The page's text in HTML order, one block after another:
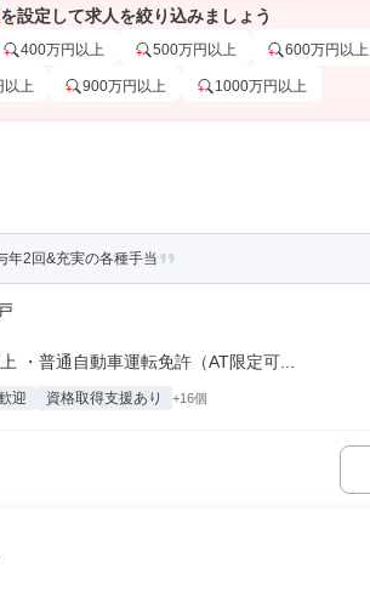
を設定して求人を絞り込みましょう
400万円以上 500万円以上 600万円以上
以上 900万円以上 1000万円以上
年2回&充実の各種手当
・普通自動車運転免許（AT限定可...
迎 資格取得支援あり +16個